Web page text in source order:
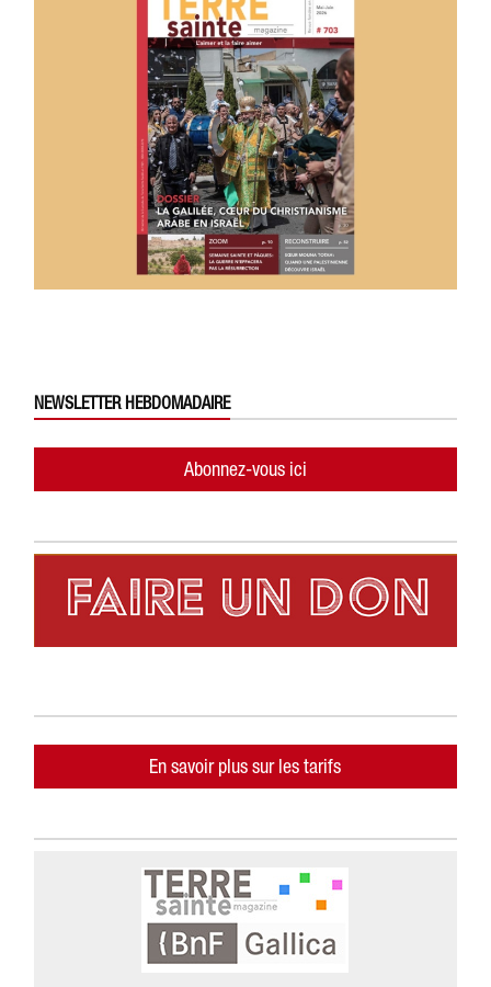
NEWSLETTER HEBDOMADAIRE
Abonnez-vous ici
En savoir plus sur les tarifs